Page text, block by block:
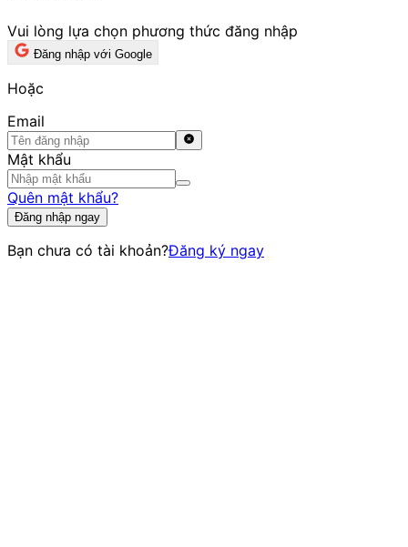
Vui lòng lựa chọn phương thức đăng nhập
Đăng nhập với Google
Hoặc
Email
Mật khẩu
Quên mật khẩu?
Đăng nhập ngay
Bạn chưa có tài khoản?Đăng ký ngay